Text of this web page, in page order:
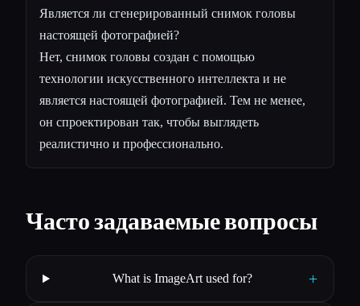
Является ли сгенерированный снимок головы
настоящей фотографией?
Нет, снимок головы создан с помощью
технологии искусственного интеллекта и не
является настоящей фотографией. Тем не менее,
он спроектирован так, чтобы выглядеть
реалистично и профессионально.
Часто задаваемые вопросы
What is ImageArt used for? +